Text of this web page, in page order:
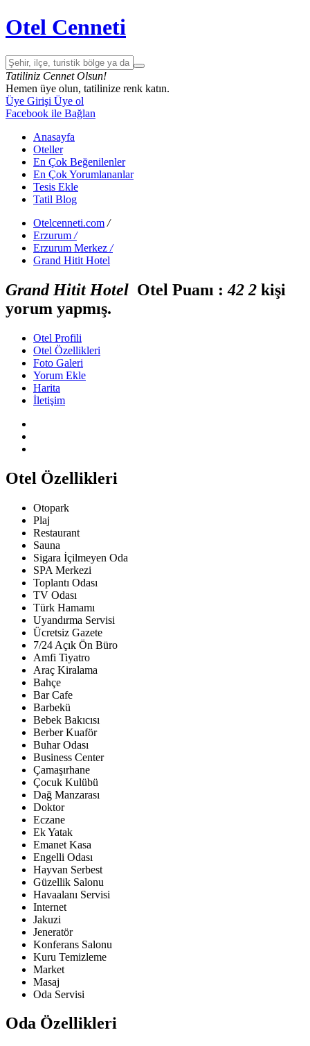
Otel Cenneti
Tatiliniz Cennet Olsun!
Hemen üye olun, tatilinize renk katın.
Üye Girişi Üye ol
Facebook ile Bağlan
Anasayfa
Oteller
En Çok Beğenilenler
En Çok Yorumlananlar
Tesis Ekle
Tatil Blog
Otelcenneti.com /
Erzurum /
Erzurum Merkez /
Grand Hitit Hotel
Grand Hitit Hotel Otel Puanı :42 2 kişi
yorum yapmış.
Otel Profili
Otel Özellikleri
Foto Galeri
Yorum Ekle
Harita
İletişim
Otel Özellikleri
Otopark
Plaj
Restaurant
Sauna
Sigara İçilmeyen Oda
SPA Merkezi
Toplantı Odası
TV Odası
Türk Hamamı
Uyandırma Servisi
Ücretsiz Gazete
7/24 Açık Ön Büro
Amfi Tiyatro
Araç Kiralama
Bahçe
Bar Cafe
Barbekü
Bebek Bakıcısı
Berber Kuaför
Buhar Odası
Business Center
Çamaşırhane
Çocuk Kulübü
Dağ Manzarası
Doktor
Eczane
Ek Yatak
Emanet Kasa
Engelli Odası
Hayvan Serbest
Güzellik Salonu
Havaalanı Servisi
Internet
Jakuzi
Jeneratör
Konferans Salonu
Kuru Temizleme
Market
Masaj
Oda Servisi
Oda Özellikleri